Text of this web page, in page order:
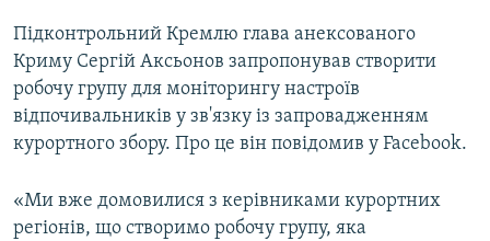
Усі сайти RFE/RL
Підконтрольний Кремлю глава анексованого
Криму Сергій Аксьонов запропонував створити
робочу групу для моніторингу настроїв
відпочивальників у зв'язку із запровадженням
курортного збору. Про це він повідомив у Facebook.
«Ми вже домовилися з керівниками курортних
регіонів, що створимо робочу групу, яка